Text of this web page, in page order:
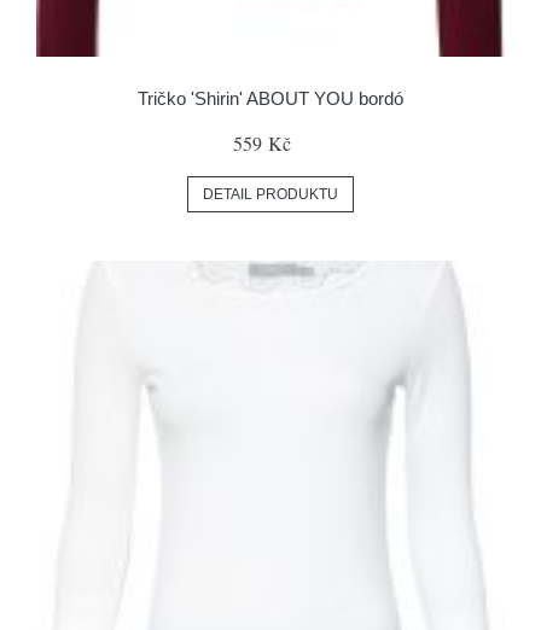
Tričko 'Shirin' ABOUT YOU bordó
559 Kč
DETAIL PRODUKTU